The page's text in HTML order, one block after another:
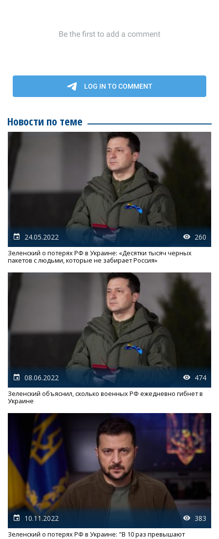
Новости по теме
24.05.2022 260
Зеленский о потерях РФ в Украине: «Десятки тысяч черных
пакетов с людьми, которые не забирает Россия»
08.06.2022 474
Зеленский объяснил, сколько военных РФ ежедневно гибнет в
Украине
10.11.2022 383
Зеленский о потерях РФ в Украине: "В 10 раз превышают